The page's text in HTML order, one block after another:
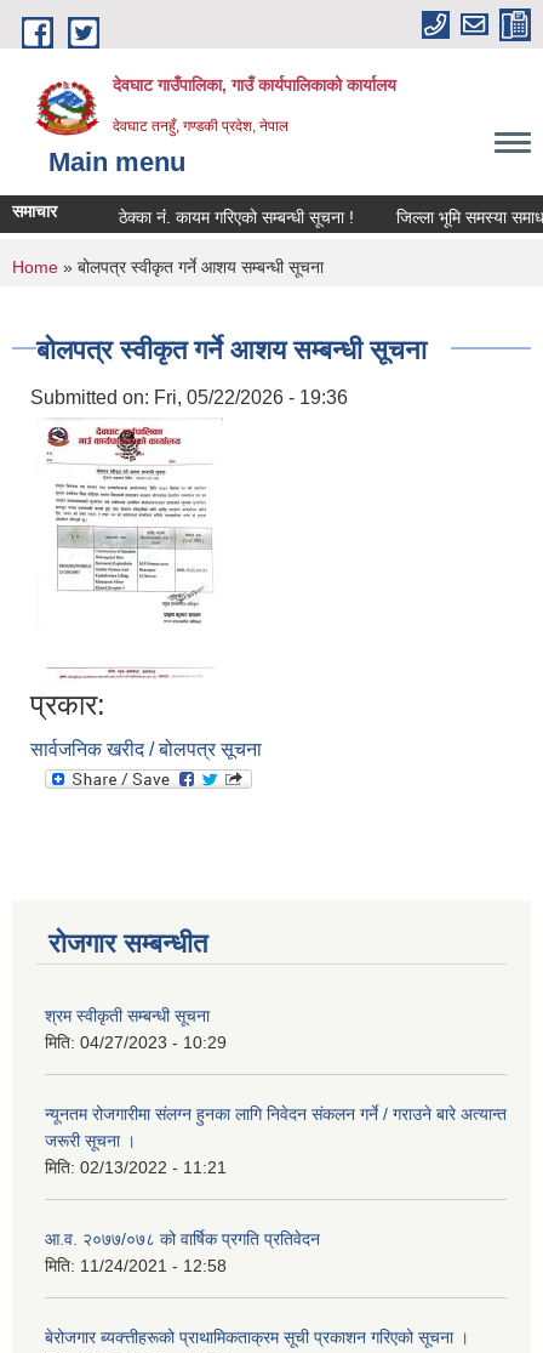
Skip to main content
देवघाट गाउँपालिका, गाउँ कार्यपालिकाको कार्यालय
देवघाट तनहुँ, गण्डकी प्रदेश, नेपाल
Main menu
समाचार ठेक्का नंं. कायम गरिएको सम्बन्धी सूचना ! जिल्ला भूमि समस्या
You are here
Home » बोलपत्र स्वीकृत गर्ने आशय सम्बन्धी सूचना
बोलपत्र स्वीकृत गर्ने आशय सम्बन्धी सूचना
Submitted on: Fri, 05/22/2026 - 19:36
प्रकार:
सार्वजनिक खरीद / बोलपत्र सूचना
रोजगार सम्बन्धीत
श्रम स्वीकृती सम्बन्धी सूचना
मिति: 04/27/2023 - 10:29
न्यूनतम रोजगारीमा संलग्न हुनका लागि निवेदन संकलन गर्ने / गराउने बारे अत्यान्त
जरूरी सूचना ।
मिति: 02/13/2022 - 11:21
आ.व. २०७७/०७८ को वार्षिक प्रगति प्रतिवेदन
मिति: 11/24/2021 - 12:58
बेरोजगार ब्यक्त्तीहरूको प्राथामिकताक्रम सूची प्रकाशन गरिएको सूचना ।